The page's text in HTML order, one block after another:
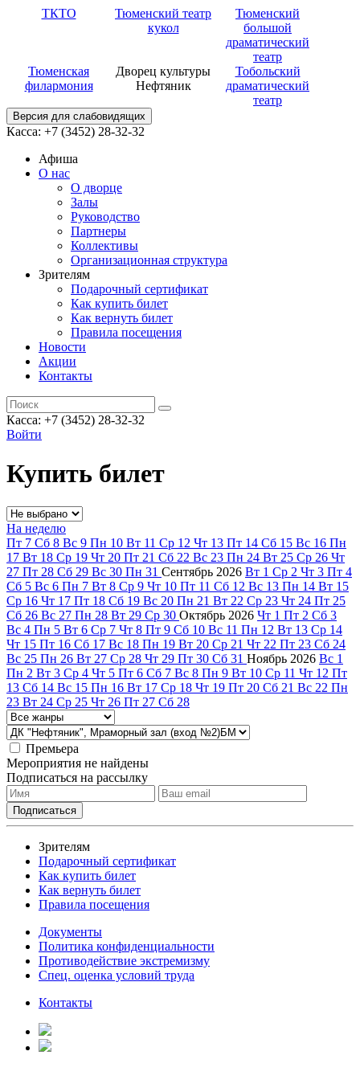
ТКТО
Тюменский театр
кукол
Тюменский
большой
драматический
театр
Тюменская
филармония
Дворец культуры
Нефтяник
Тобольский
драматический
театр
Версия для слабовидящих
Касса: +7 (3452) 28-32-32
Афиша
О нас
О дворце
Залы
Руководство
Партнеры
Коллективы
Организационная структура
Зрителям
Подарочный сертификат
Как купить билет
Как вернуть билет
Правила посещения
Новости
Акции
Контакты
Касса: +7 (3452) 28-32-32
Войти
Купить билет
На неделю
Пт 7 Сб 8 Вс 9 Пн 10 Вт 11 Ср 12 Чт 13 Пт 14 Сб 15 Вс 16 Пн
17 Вт 18 Ср 19 Чт 20 Пт 21 Сб 22 Вс 23 Пн 24 Вт 25 Ср 26 Чт
27 Пт 28 Сб 29 Вс 30 Пн 31 Сентябрь 2026 Вт 1 Ср 2 Чт 3 Пт 4
Сб 5 Вс 6 Пн 7 Вт 8 Ср 9 Чт 10 Пт 11 Сб 12 Вс 13 Пн 14 Вт 15
Ср 16 Чт 17 Пт 18 Сб 19 Вс 20 Пн 21 Вт 22 Ср 23 Чт 24 Пт 25
Сб 26 Вс 27 Пн 28 Вт 29 Ср 30 Октябрь 2026 Чт 1 Пт 2 Сб 3
Вс 4 Пн 5 Вт 6 Ср 7 Чт 8 Пт 9 Сб 10 Вс 11 Пн 12 Вт 13 Ср 14
Чт 15 Пт 16 Сб 17 Вс 18 Пн 19 Вт 20 Ср 21 Чт 22 Пт 23 Сб 24
Вс 25 Пн 26 Вт 27 Ср 28 Чт 29 Пт 30 Сб 31 Ноябрь 2026 Вс 1
Пн 2 Вт 3 Ср 4 Чт 5 Пт 6 Сб 7 Вс 8 Пн 9 Вт 10 Ср 11 Чт 12 Пт
13 Сб 14 Вс 15 Пн 16 Вт 17 Ср 18 Чт 19 Пт 20 Сб 21 Вс 22 Пн
23 Вт 24 Ср 25 Чт 26 Пт 27 Сб 28
Премьера
Мероприятия не найдены
Подписаться на рассылку
Зрителям
Подарочный сертификат
Как купить билет
Как вернуть билет
Правила посещения
Документы
Политика конфиденциальности
Противодействие экстремизму
Спец. оценка условий труда
Контакты